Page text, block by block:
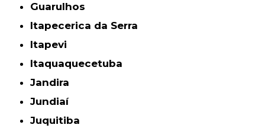
Guarulhos
Itapecerica da Serra
Itapevi
Itaquaquecetuba
Jandira
Jundiaí
Juquitiba